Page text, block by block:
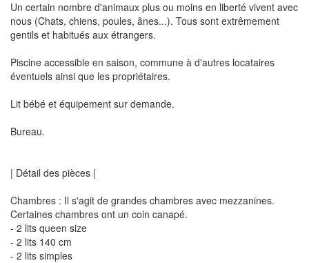
Un certain nombre d'animaux plus ou moins en liberté vivent avec
nous (Chats, chiens, poules, ânes...). Tous sont extrêmement
gentils et habitués aux étrangers.
Piscine accessible en saison, commune à d'autres locataires
éventuels ainsi que les propriétaires.
Lit bébé et équipement sur demande.
Bureau.
| Détail des pièces |
Chambres : Il s'agit de grandes chambres avec mezzanines.
Certaines chambres ont un coin canapé.
- 2 lits queen size
- 2 lits 140 cm
- 2 lits simples